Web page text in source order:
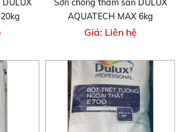
Sơn chống thấm sàn DULUX
AQUATECH MAX 6kg
Giá: Liên hệ